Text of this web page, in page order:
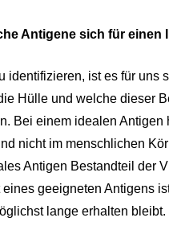
Antigene sich für
identifizieren, ist es für
Hülle und welche dieser
Bei einem idealen
nicht im menschlichen
Antigen Bestandteil der
geeigneten Antigens
lange erhalten bleibt.